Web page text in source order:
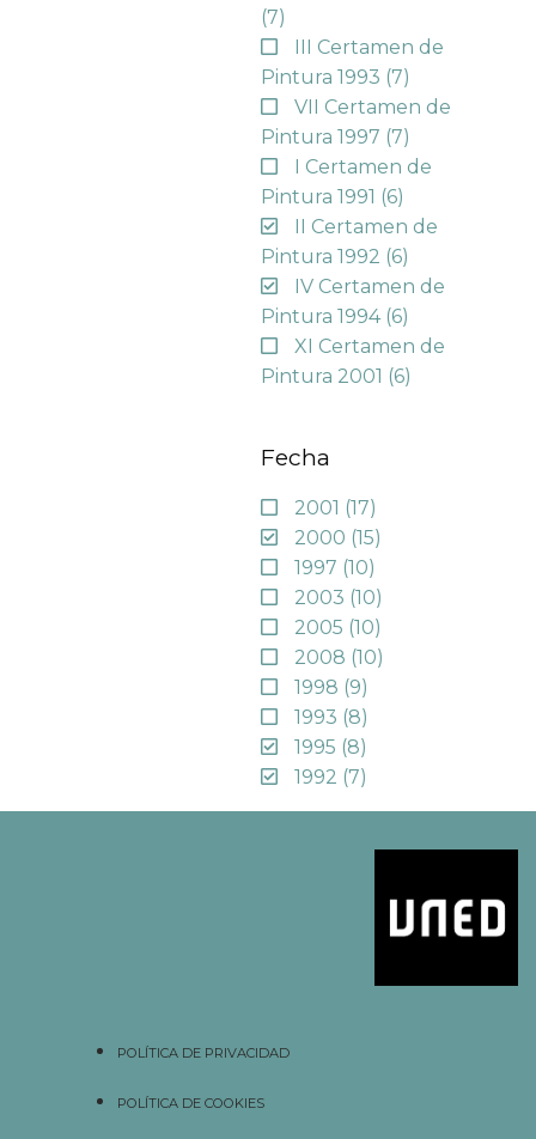
(7)
III Certamen de
Pintura 1993 (7)
VII Certamen de
Pintura 1997 (7)
I Certamen de
Pintura 1991 (6)
II Certamen de
Pintura 1992 (6)
IV Certamen de
Pintura 1994 (6)
XI Certamen de
Pintura 2001 (6)
Fecha
2001 (17)
2000 (15)
1997 (10)
2003 (10)
2005 (10)
2008 (10)
1998 (9)
1993 (8)
1995 (8)
1992 (7)
POLÍTICA DE PRIVACIDAD
POLÍTICA DE COOKIES